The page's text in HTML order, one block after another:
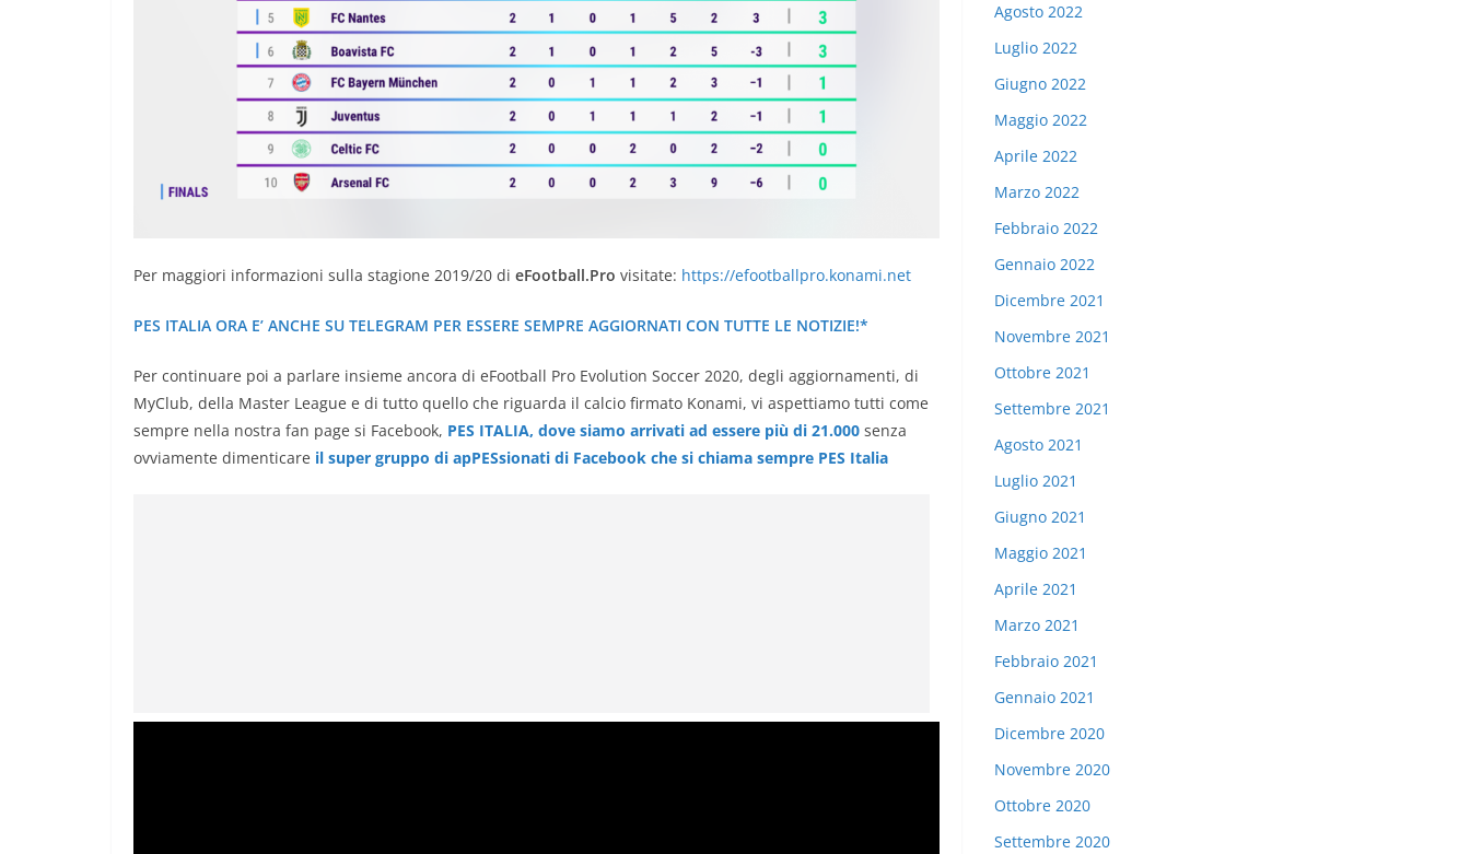
Per maggiori informazioni sulla stagione 2019/20 di eFootball.Pro visitate: https://efootballpro.konami.net
PES ITALIA ORA E’ ANCHE SU TELEGRAM PER ESSERE SEMPRE AGGIORNATI CON TUTTE LE NOTIZIE!*
Per continuare poi a parlare insieme ancora di eFootball Pro Evolution Soccer 2020, degli aggiornamenti, di
MyClub, della Master League e di tutto quello che riguarda il calcio firmato Konami, vi aspettiamo tutti come
sempre nella nostra fan page si Facebook, PES ITALIA, dove siamo arrivati ad essere più di 21.000 senza
ovviamente dimenticare il super gruppo di apPESsionati di Facebook che si chiama sempre PES Italia
Agosto 2022
Luglio 2022
Giugno 2022
Maggio 2022
Aprile 2022
Marzo 2022
Febbraio 2022
Gennaio 2022
Dicembre 2021
Novembre 2021
Ottobre 2021
Settembre 2021
Agosto 2021
Luglio 2021
Giugno 2021
Maggio 2021
Aprile 2021
Marzo 2021
Febbraio 2021
Gennaio 2021
Dicembre 2020
Novembre 2020
Ottobre 2020
Settembre 2020